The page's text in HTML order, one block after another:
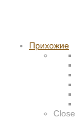
Прихожие
Close